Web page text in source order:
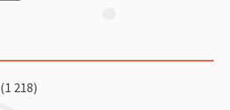
(1 218)